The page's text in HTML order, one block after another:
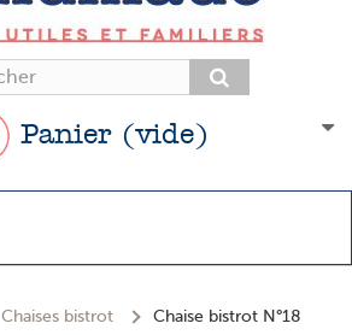
Panier (vide)
Chaises bistrot
Chaise bistrot N°18